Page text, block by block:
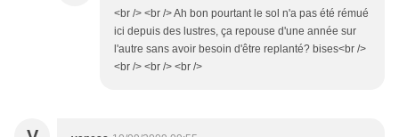
<br /> <br /> Ah bon pourtant le sol n'a pas été rémué
ici depuis des lustres, ça repouse d'une année sur
l'autre sans avoir besoin d'être replanté? bises<br />
<br /> <br /> <br />